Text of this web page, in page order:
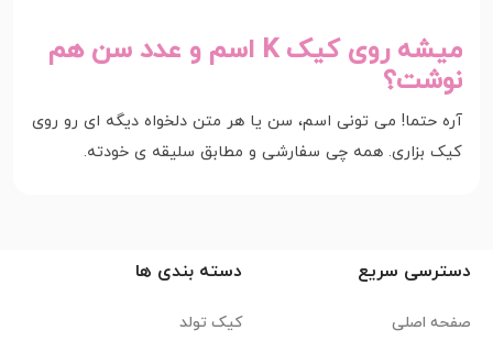
میشه روی کیک K اسم و عدد سن هم
نوشت؟
آره حتما! می تونی اسم، سن یا هر متن دلخواه دیگه ای رو روی
کیک بزاری. همه چی سفارشی و مطابق سلیقه ی خودته.
دسترسی سریع
صفحه اصلی
دسته بندی ها
کیک تولد